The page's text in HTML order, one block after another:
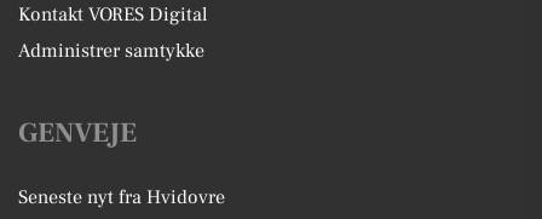
Kontakt VORES Digital
Administrer samtykke
GENVEJE
Seneste nyt fra Hvidovre